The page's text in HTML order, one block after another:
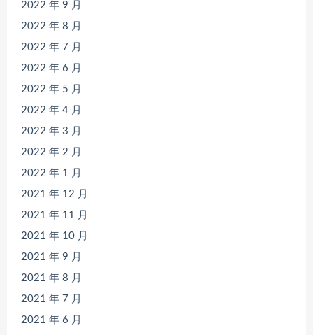
2022 年 9 月
2022 年 8 月
2022 年 7 月
2022 年 6 月
2022 年 5 月
2022 年 4 月
2022 年 3 月
2022 年 2 月
2022 年 1 月
2021 年 12 月
2021 年 11 月
2021 年 10 月
2021 年 9 月
2021 年 8 月
2021 年 7 月
2021 年 6 月